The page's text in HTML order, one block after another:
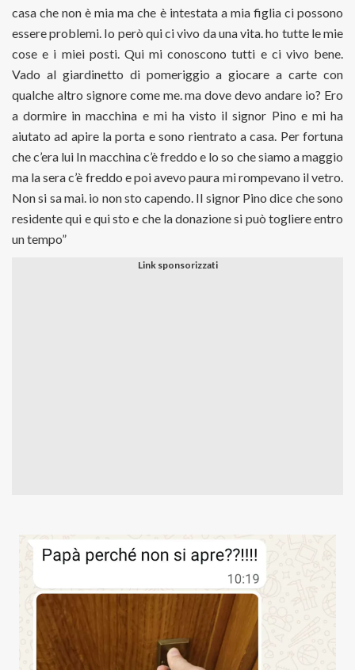
casa che non è mia ma che è intestata a mia figlia ci possono
essere problemi. Io però qui ci vivo da una vita. ho tutte le mie
cose e i miei posti. Qui mi conoscono tutti e ci vivo bene.
Vado al giardinetto di pomeriggio a giocare a carte con
qualche altro signore come me. ma dove devo andare io? Ero
a dormire in macchina e mi ha visto il signor Pino e mi ha
aiutato ad apire la porta e sono rientrato a casa. Per fortuna
che c’era lui In macchina c’è freddo e lo so che siamo a maggio
ma la sera c’è freddo e poi avevo paura mi rompevano il vetro.
Non si sa mai. io non sto capendo. Il signor Pino dice che sono
residente qui e qui sto e che la donazione si può togliere entro
un tempo”